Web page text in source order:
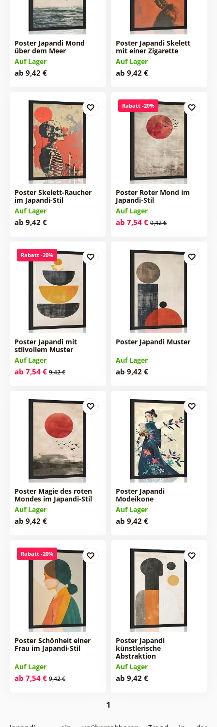
Poster Japandi Mond
über dem Meer
Auf Lager
ab 9,42 €
Poster Japandi Skelett
mit einer Zigarette
Auf Lager
ab 9,42 €
Poster Skelett-Raucher
im Japandi-Stil
Auf Lager
ab 9,42 €
Rabatt -20%
Poster Roter Mond im
Japandi-Stil
Auf Lager
ab 7,54 € 9,42 €
Rabatt -20%
Poster Japandi mit
stilvollem Muster
Auf Lager
ab 7,54 € 9,42 €
Poster Japandi Muster
Auf Lager
ab 9,42 €
Poster Magie des roten
Mondes im Japandi-Stil
Auf Lager
ab 9,42 €
Poster Japandi
Modeikone
Auf Lager
ab 9,42 €
Rabatt -20%
Poster Schönheit einer
Frau im Japandi-Stil
Auf Lager
ab 7,54 € 9,42 €
Poster Japandi
künstlerische
Abstraktion
Auf Lager
ab 9,42 €
1